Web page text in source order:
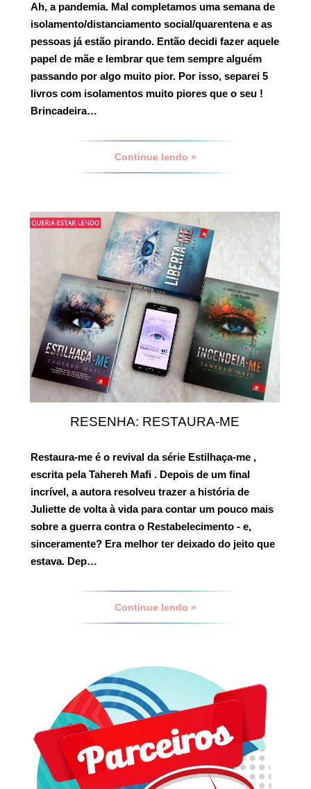
Ah, a pandemia. Mal completamos uma semana de
isolamento/distanciamento social/quarentena e as
pessoas já estão pirando. Então decidi fazer aquele
papel de mãe e lembrar que tem sempre alguém
passando por algo muito pior. Por isso, separei 5
livros com isolamentos muito piores que o seu !
Brincadeira…
Continue lendo »
RESENHA: RESTAURA-ME
Restaura-me é o revival da série Estilhaça-me ,
escrita pelaTahereh Mafi . Depois de um final
incrível, a autora resolveu trazer a história de
Juliette de volta à vida para contar um pouco mais
sobre a guerra contra o Restabelecimento - e,
sinceramente? Era melhor ter deixado do jeito que
estava. Dep…
Continue lendo »